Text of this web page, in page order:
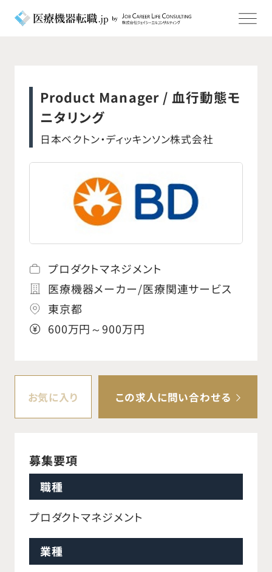
Product Manager / 血行動態モ
ニタリング
日本ベクトン・ディッキンソン株式会社
プロダクトマネジメント
医療機器メーカー/医療関連サービス
東京都
600万円～900万円
お気に入り この求人に問い合わせる
募集要項
職種
プロダクトマネジメント
業種